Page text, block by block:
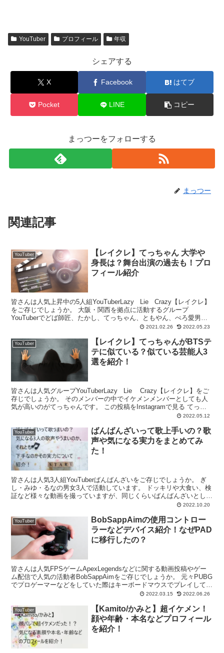
YouTuber プロフィール 年収
シェアする
X Facebook はてブ
Pocket LINE コピー
まっつーをフォローする
まっつー
関連記事
YouTuber
【レイクレ】てっちゃん 大学や
身長は？舞台出演の過去も！プロ
フィール紹介
皆さんは人気上昇中の5人組YouTuberLazy Lie Crazy【レイクレ】
をご存じでしょうか。 大阪・関西を拠点に活動するグループ
YouTuberでどば師匠、たかし、てっちゃん、ともやん、ぺろ愛男爵
2021.02.26 2022.05.23
YouTuber
【レイクレ】てっちゃんがBTSテ
テに似ている？似ている芸能人3
選を紹介！
皆さんは人気グループYouTuberLazy Lie Crazy【レイクレ】をご
存じでしょうか。 そのメンバーの中でイケメンメンバーとしても人
気が高いのがてっちゃんです。 この投稿をInstagramで見る てっち
2022.05.12
YouTuber
ばんばんざいって歌上手いの？歌
声や気になる実力をまとめてみ
た！
皆さんは人気3人組YouTuberばんばんざいをご存じでしょうか。 ぎ
し・みゆ・るなの男女3人で活動しています。 ドッキリや大食い、検
証など様々な動画を撮っていますが、同じくらいばんばんざいとして
2022.10.20
YouTuber
BobSappAimの使用コントロー
ラーなどデバイス紹介！なぜPAD
に移行したの？
皆さんは人気FPSゲームApexLegendsなどに関する動画投稿やゲー
ム配信で人気の活動者BobSappAimをご存じでしょうか。 元々PUBG
でプロゲーマーなどをしていた際はキーボードマウスでプレイしてい
2022.03.15 2022.06.26
YouTuber
【Kamito/かみと】超イケメン！
顔や年齢・本名などプロフィール
を紹介！